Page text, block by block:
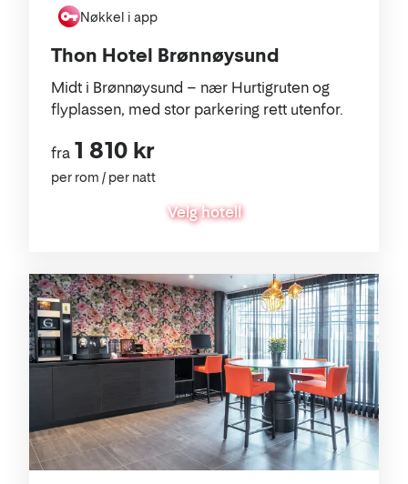
Thon Hotel Brønnøysund
Midt i Brønnøysund – nær Hurtigruten og
flyplassen, med stor parkering rett utenfor.
Nøkkel i app
fra 1 810 kr
per rom / per natt
Velg hotell